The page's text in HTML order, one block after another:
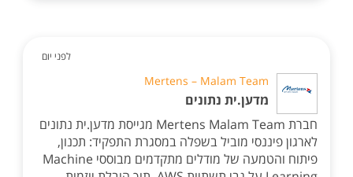
לפני יום
Mertens – Malam Team
מדען.ית נתונים
חברת Mertens Malam Team מגייסת מדען.ית נתונים
לארגון פיננסי מוביל בשפלה במסגרת התפקיד: תכנון,
פיתוח והטמעה של מודלים מתקדמים מבוססי Machine